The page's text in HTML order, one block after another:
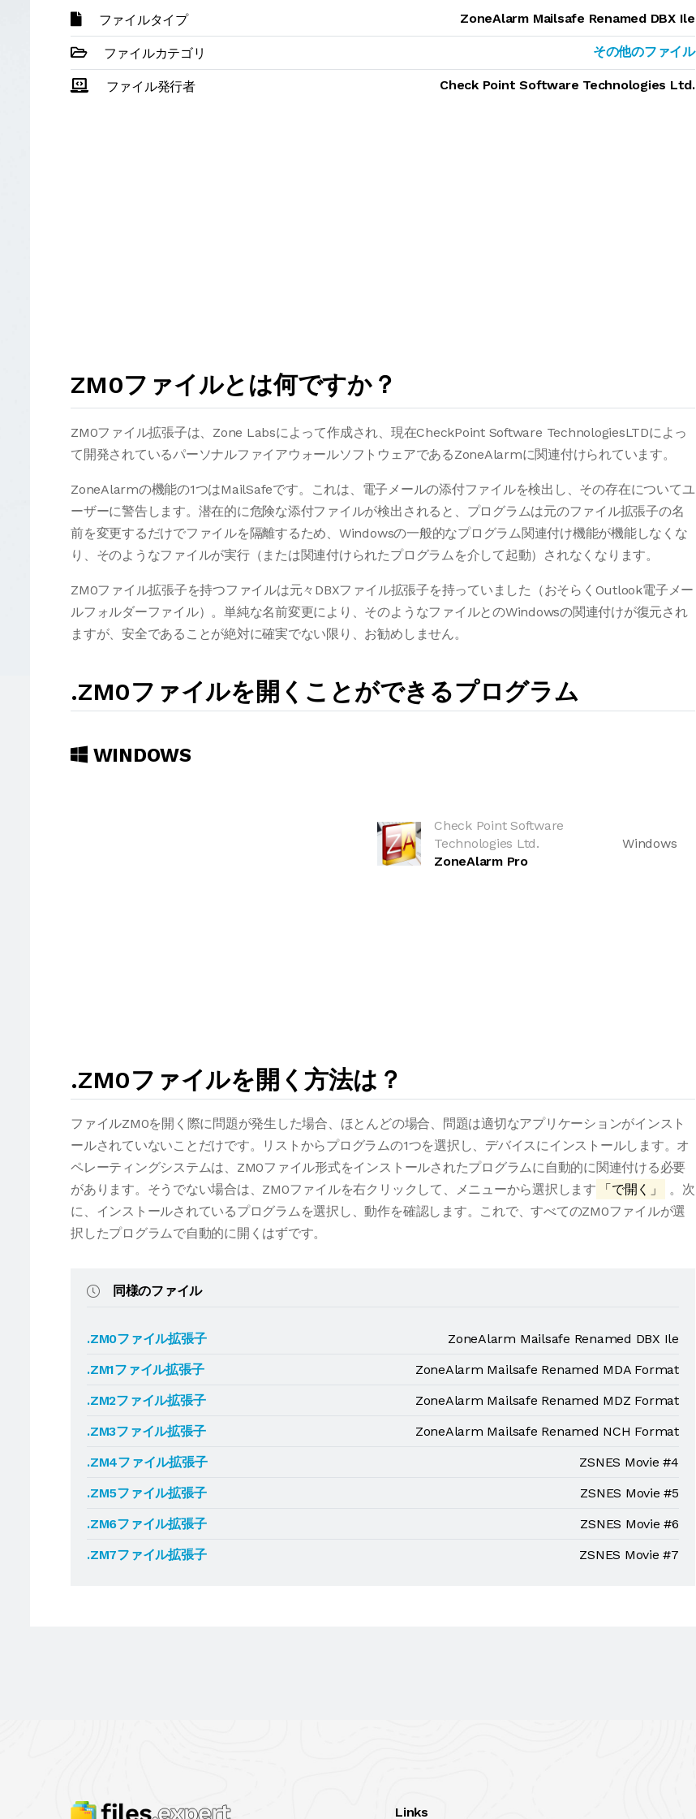
ファイルタイプ ZoneAlarm Mailsafe Renamed DBX Ile
ファイルカテゴリ その他のファイル
ファイル発行者 Check Point Software Technologies Ltd.
ZM0ファイルとは何ですか？
ZM0ファイル拡張子は、Zone Labsによって作成され、現在CheckPoint Software TechnologiesLTDによっ
て開発されているパーソナルファイアウォールソフトウェアであるZoneAlarmに関連付けられています。
ZoneAlarmの機能の1つはMailSafeです。これは、電子メールの添付ファイルを検出し、その存在についてユ
ーザーに警告します。潜在的に危険な添付ファイルが検出されると、プログラムは元のファイル拡張子の名
前を変更するだけでファイルを隔離するため、Windowsの一般的なプログラム関連付け機能が機能しなくな
り、そのようなファイルが実行（または関連付けられたプログラムを介して起動）されなくなります。
ZM0ファイル拡張子を持つファイルは元々DBXファイル拡張子を持っていました（おそらくOutlook電子メー
ルフォルダーファイル）。単純な名前変更により、そのようなファイルとのWindowsの関連付けが復元され
ますが、安全であることが絶対に確実でない限り、お勧めしません。
.ZM0ファイルを開くことができるプログラム
WINDOWS
Check Point Software
Technologies Ltd.
ZoneAlarm Pro
Windows
.ZM0ファイルを開く方法は？
ファイルZM0を開く際に問題が発生した場合、ほとんどの場合、問題は適切なアプリケーションがインスト
ールされていないことだけです。リストからプログラムの1つを選択し、デバイスにインストールします。オ
ペレーティングシステムは、ZM0ファイル形式をインストールされたプログラムに自動的に関連付ける必要
があります。そうでない場合は、ZM0ファイルを右クリックして、メニューから選択します
「で開く」
。次
に、インストールされているプログラムを選択し、動作を確認します。これで、すべてのZM0ファイルが選
択したプログラムで自動的に開くはずです。
同様のファイル
.ZM0ファイル拡張子
ZoneAlarm Mailsafe Renamed DBX Ile
.ZM1ファイル拡張子
ZoneAlarm Mailsafe Renamed MDA Format
.ZM2ファイル拡張子
ZoneAlarm Mailsafe Renamed MDZ Format
.ZM3ファイル拡張子
ZoneAlarm Mailsafe Renamed NCH Format
.ZM4ファイル拡張子
ZSNES Movie #4
.ZM5ファイル拡張子
ZSNES Movie #5
.ZM6ファイル拡張子
ZSNES Movie #6
.ZM7ファイル拡張子
ZSNES Movie #7
Links